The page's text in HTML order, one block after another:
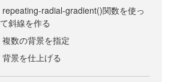
repeating-radial-gradient()関数を使っ
て斜線を作る
複数の背景を指定
背景を仕上げる